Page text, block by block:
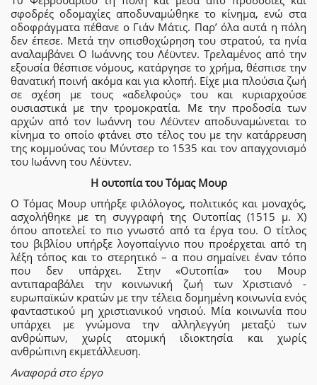
σφοδρές οδομαχίες αποδυναμώθηκε το κίνημα, ενώ στα
οδοφράγματα πέθανε ο Γιάν Μάτις. Παρ’ όλα αυτά η πόλη
δεν έπεσε. Μετά την οπισθοχώρηση του στρατού, τα ηνία
αναλαμβάνει Ο Ιωάννης του Λέϋντεν. Τρελαμένος από την
εξουσία θέσπισε νόμους, κατάργησε το χρήμα, θέσπισε την
θανατική ποινή ακόμα και για κλοπή. Είχε μια πλούσια ζωή
σε σχέση με τους «αδελφούς» του και κυριαρχούσε
ουσιαστικά με την τρομοκρατία. Με την προδοσία των
αρχών από τον Ιωάννη του Λέϋντεν αποδυναμώνεται το
κίνημα το οποίο φτάνει στο τέλος του με την κατάρρευση
της κομμούνας του Μύντσερ το 1535 και τον απαγχονισμό
του Ιωάννη του Λέϋντεν.
Η ουτοπία του Τόμας Μουρ
Ο Τόμας Μουρ υπήρξε φιλόλογος, πολιτικός και μοναχός,
ασχολήθηκε με τη συγγραφή της Ουτοπίας (1515 μ. Χ)
όπου αποτελεί το πιο γνωστό από τα έργα του. Ο τίτλος
του βιβλίου υπήρξε λογοπαίγνιο που προέρχεται από τη
λέξη τόπος και το στερητικό – α που σημαίνει έναν τόπο
που δεν υπάρχει. Στην «Ουτοπία» του Μουρ
αντιπαραβάλει την κοινωνική ζωή των Χριστιανό -
ευρωπαϊκών κρατών με την τέλεια δομημένη κοινωνία ενός
φανταστικού μη χριστιανικού νησιού. Μία κοινωνία που
υπάρχει με γνώμονα την αλληλεγγύη μεταξύ των
ανθρώπων, χωρίς ατομική ιδιοκτησία και χωρίς
ανθρώπινη εκμετάλλευση.
Αναφορά στο έργο